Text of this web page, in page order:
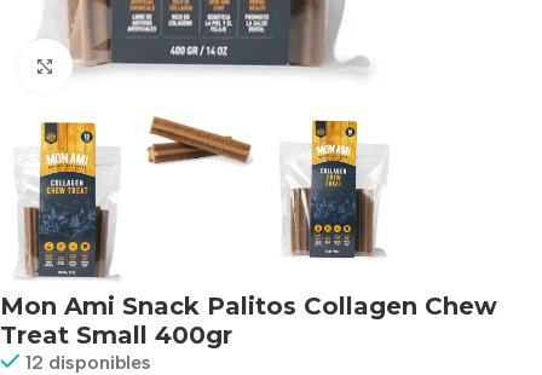
Haga clic para ampliar
Mon Ami Snack Palitos Collagen Chew
Treat Small 400gr
12 disponibles